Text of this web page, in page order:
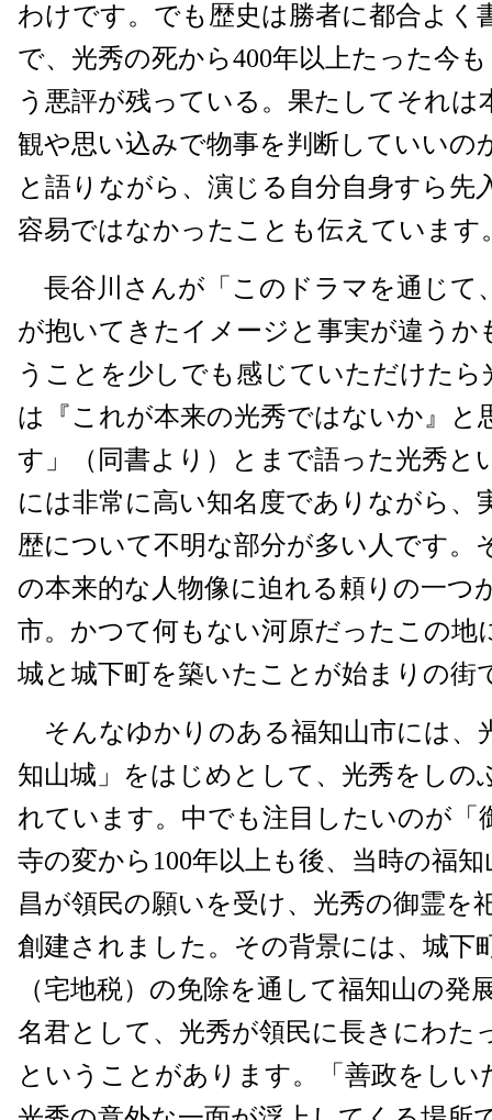
わけです。でも歴史は勝者に都合よく
で、光秀の死から400年以上たった今
う悪評が残っている。果たしてそれは
観や思い込みで物事を判断していいの
と語りながら、演じる自分自身すら先
容易ではなかったことも伝えています
長谷川さんが「このドラマを通じて
が抱いてきたイメージと事実が違うか
うことを少しでも感じていただけたら
は『これが本来の光秀ではないか』と
す」（同書より）とまで語った光秀と
には非常に高い知名度でありながら、
歴について不明な部分が多い人です。
の本来的な人物像に迫れる頼りの一つ
市。かつて何もない河原だったこの地
城と城下町を築いたことが始まりの街
そんなゆかりのある福知山市には、
知山城」をはじめとして、光秀をしの
れています。中でも注目したいのが「
寺の変から100年以上も後、当時の福
昌が領民の願いを受け、光秀の御霊を
創建されました。その背景には、城下
（宅地税）の免除を通して福知山の発
名君として、光秀が領民に長きにわた
ということがあります。「善政をしい